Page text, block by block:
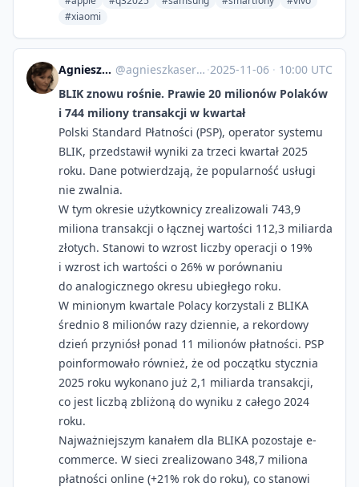
#xiaomi
Agnieszka Serafinowicz @agnieszkaserafinowicz@imagazine.pl ·2025-11-06 · 10:00 UTC
BLIK znowu rośnie. Prawie 20 milionów Polaków
i 744 miliony transakcji w kwartał
Polski Standard Płatności (PSP), operator systemu
BLIK, przedstawił wyniki za trzeci kwartał 2025
roku. Dane potwierdzają, że popularność usługi
nie zwalnia.
W tym okresie użytkownicy zrealizowali 743,9
miliona transakcji o łącznej wartości 112,3 miliarda
złotych. Stanowi to wzrost liczby operacji o 19%
i wzrost ich wartości o 26% w porównaniu
do analogicznego okresu ubiegłego roku.
W minionym kwartale Polacy korzystali z BLIKA
średnio 8 milionów razy dziennie, a rekordowy
dzień przyniósł ponad 11 milionów płatności. PSP
poinformowało również, że od początku stycznia
2025 roku wykonano już 2,1 miliarda transakcji,
co jest liczbą zbliżoną do wyniku z całego 2024
roku.
Najważniejszym kanałem dla BLIKA pozostaje e-
commerce. W sieci zrealizowano 348,7 miliona
płatności online (+21% rok do roku), co stanowi